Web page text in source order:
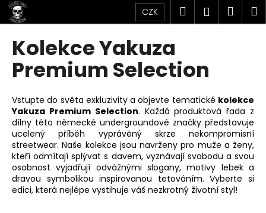
Přejít
na
obsah
CZK Hledat
Kolekce Yakuza
Premium Selection
Vstupte do světa exkluzivity a objevte tematické kolekce
Yakuza Premium Selection. Každá produktová řada z
dílny této německé undergroundové značky představuje
ucelený příběh vyprávěný skrze nekompromisní
streetwear. Naše kolekce jsou navrženy pro muže a ženy,
kteří odmítají splývat s davem, vyznávají svobodu a svou
osobnost vyjadřují odvážnými slogany, motivy lebek a
dravou symbolikou inspirovanou tetováním. Vyberte si
edici, která nejlépe vystihuje váš nezkrotný životní styl!
K
o
C
o
p
o
t
ř
e
b
u